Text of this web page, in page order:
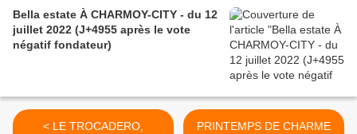
Bella estate À CHARMOY-CITY - du 12
juillet 2022 (J+4955 après le vote
négatif fondateur)
< LE TROCADERO,
PRINTEMPS DE CHARME